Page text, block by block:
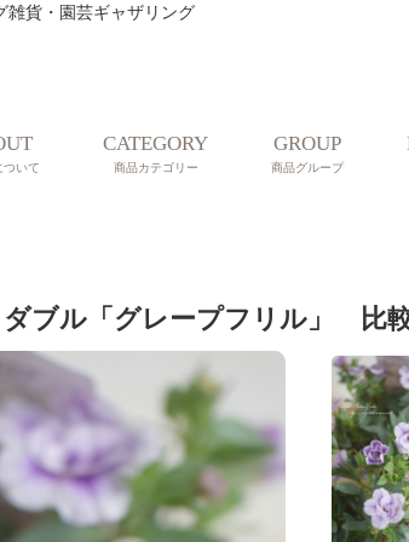
雑貨・園芸ギャザリング
ついて
CATEGORY
商品カテゴリー
GROUP
商品グループ
ブル「グレープフリル」 比